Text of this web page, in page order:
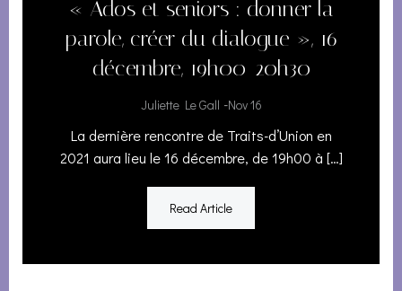
« Ados et seniors : donner la
parole, créer du dialogue », 16
décembre, 19h00-20h30
Juliette Le Gall -Nov 16
La dernière rencontre de Traits-d’Union en
2021 aura lieu le 16 décembre, de 19h00 à […]
Read Article